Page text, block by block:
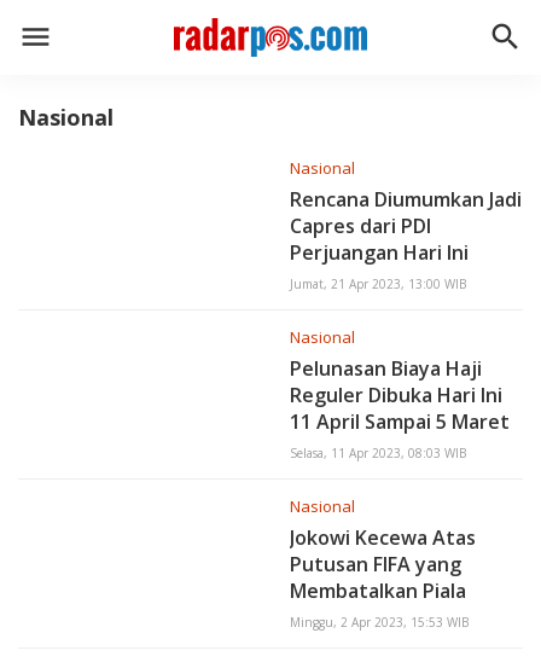
menu search
Nasional
Nasional
Rencana Diumumkan Jadi
Capres dari PDI
Perjuangan Hari Ini
Jumat, 21 Apr 2023, 13:00 WIB
Nasional
Pelunasan Biaya Haji
Reguler Dibuka Hari Ini
11 April Sampai 5 Maret
2023
Selasa, 11 Apr 2023, 08:03 WIB
Nasional
Jokowi Kecewa Atas
Putusan FIFA yang
Membatalkan Piala
Dunia U-20 di Indonesia
Minggu, 2 Apr 2023, 15:53 WIB